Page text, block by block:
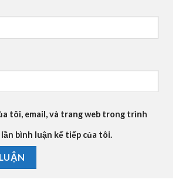
tôi, email, và trang web trong trình
bình luận kế tiếp của tôi.